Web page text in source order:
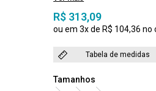
R$ 313,09
3x R$ 104,36
Tabela de medidas